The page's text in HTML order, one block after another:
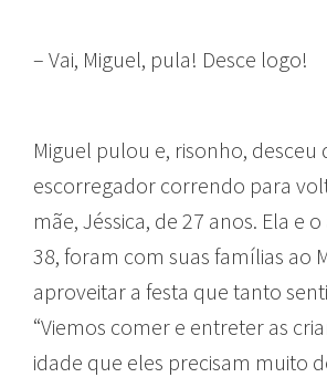
– Vai, Miguel, pula! Desce logo!
Miguel pulou e, risonho, desceu
escorregador correndo para
mãe, Jéssica, de 27 anos. Ela e
38, foram com suas famílias ao
aproveitar a festa que tanto
“Viemos comer e entreter as
idade que eles precisam muito